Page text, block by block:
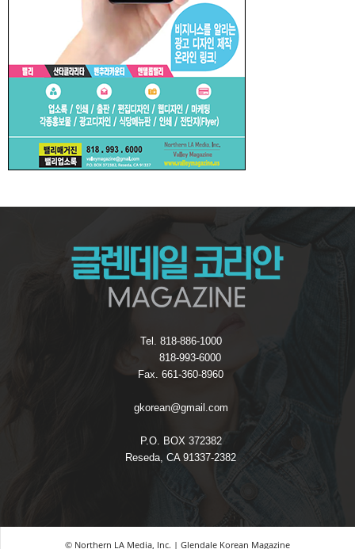
Tel. 818-886-1000
818-993-6000
Fax. 661-360-8960
gkorean@gmail.com
P.O. BOX 372382
Reseda, CA 91337-2382
© Northern LA Media, Inc. | Glendale Korean Magazine